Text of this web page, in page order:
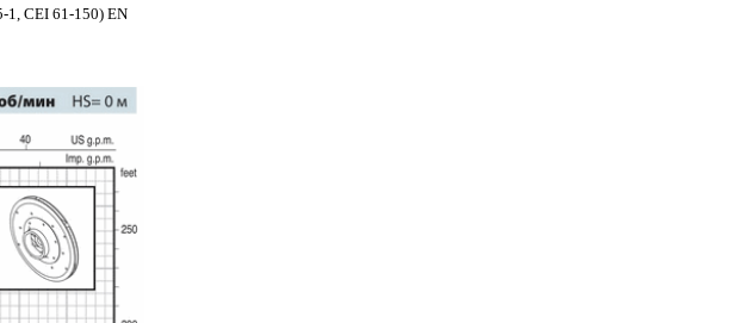
1, CEI 61-150) EN